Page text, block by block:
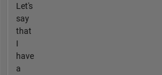
Let's
say
that
I
have
a